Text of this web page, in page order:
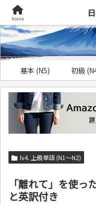
基本 (N5) 初級
lv4. 上級単語 (N1～N2)
「離れて」を使
と英訳付き
home